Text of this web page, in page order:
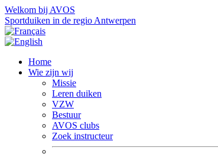
Welkom bij AVOS
Sportduiken in de regio Antwerpen
Home
Wie zijn wij
Missie
Leren duiken
VZW
Bestuur
AVOS clubs
Zoek instructeur